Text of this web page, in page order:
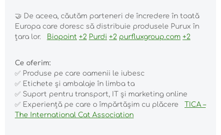
🤝 De aceea, căutăm parteneri de încredere în toată
Europa care doresc să distribuie produsele Purux în
țara lor.
Biopoint +2 Purdi +2 purfluxgroup.com +2
Ce oferim:
✅ Produse pe care oamenii le iubesc
✅ Etichete și ambalaje în limba ta
✅ Suport pentru transport, IT și marketing online
✅ Experiență pe care o împărtășim cu plăcere
TICA –
The International Cat Association